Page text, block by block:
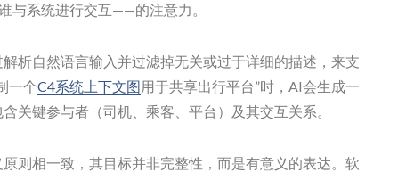
与系统进行交互——的注意力。
析自然语言输入并过滤掉无关或过于详细的描述，来支
一个C4系统上下文图用于共享出行平台”时，AI会生成一
关键参与者（司机、乘客、平台）及其交互关系。
则相一致，其目标并非完整性，而是有意义的表达。软